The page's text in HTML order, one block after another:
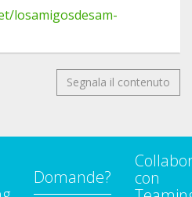
losamigosdesam-
Segnala il contenuto
Domande?
con